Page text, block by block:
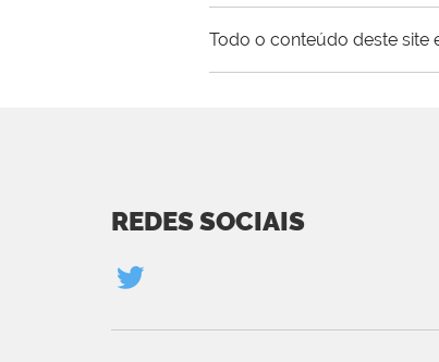
Todo o conteúdo deste site
REDES SOCIAIS